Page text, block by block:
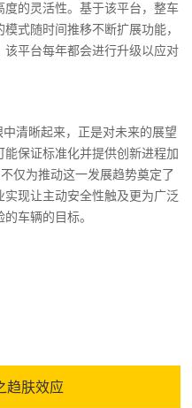
的灵活性。基于该平台，整车
式随时间推移不断扩展功能，
平台每年都会进行升级以应对
清晰起来，正是对未来的展望
保证标准化并提供创新进程加
仅为推动这一发展趋势奠定了
现让主动安全性触及更为广泛
车辆的目标。
趋肤效应